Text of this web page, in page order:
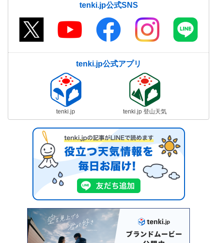
tenki.jp公式SNS
tenki.jp公式アプリ
tenki.jp tenki.jp 登山天気